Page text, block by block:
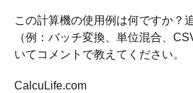
この計算機の使用例は何ですか？
（例：バッチ変換、単位混合、
いてコメントで教えてください。
CalcuLife.com